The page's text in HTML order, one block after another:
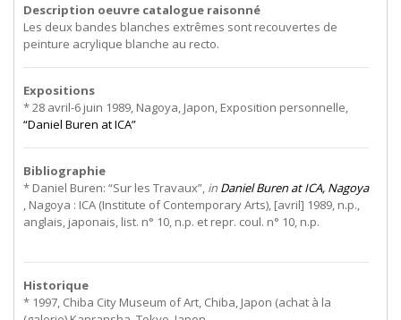
Description oeuvre catalogue raisonné
Les deux bandes blanches extrêmes sont recouvertes de
peinture acrylique blanche au recto.
Expositions
* 28 avril-6 juin 1989, Nagoya, Japon, Exposition personnelle,
“Daniel Buren at ICA”
Bibliographie
* Daniel Buren: “Sur les Travaux”, in Daniel Buren at ICA, Nagoya
, Nagoya : ICA (Institute of Contemporary Arts), [avril] 1989, n.p.,
anglais, japonais, list. n° 10, n.p. et repr. coul. n° 10, n.p.
Historique
* 1997, Chiba City Museum of Art, Chiba, Japon (achat à la